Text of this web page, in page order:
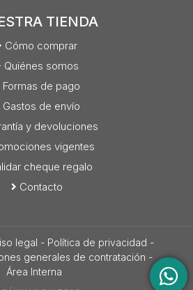
TIENDA
Cómo comprar
Quiénes somos
Formas de pago
Gastos de envío
y devoluciones
vigentes
cheque regalo
Contacto
legal - Política de privacidad -
generales de contratación -
Área Interna